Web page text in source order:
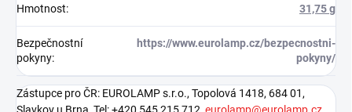
Hmotnost: 31,75 g
Bezpečnostní
pokyny:
https://www.eurolamp.cz/bezpecnostni-
pokyny/
Zástupce pro ČR: EUROLAMP s.r.o., Topolová 1418, 684 01,